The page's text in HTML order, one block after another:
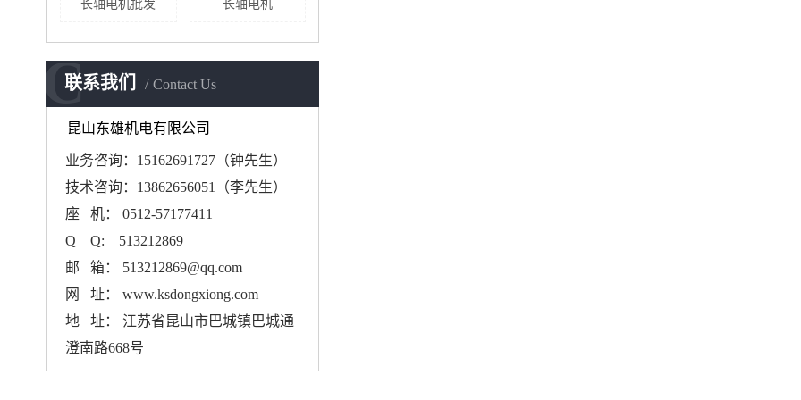
长轴电机批发 长轴电机
联系我们 Contact Us
C
昆山东雄机电有限公司
业务咨询：15162691727（钟先生）
技术咨询：13862656051（李先生）
座 机： 0512-57177411
Q Q: 513212869
邮 箱： 513212869@qq.com
网 址： www.ksdongxiong.com
地 址： 江苏省昆山市巴城镇巴城通
澄南路668号